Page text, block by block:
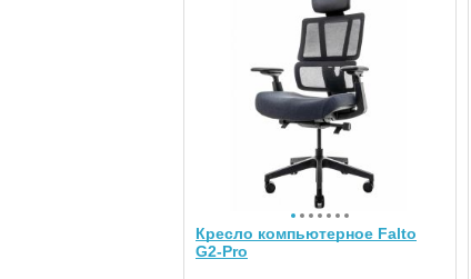
Кресло компьютерное Falto
G2-Pro